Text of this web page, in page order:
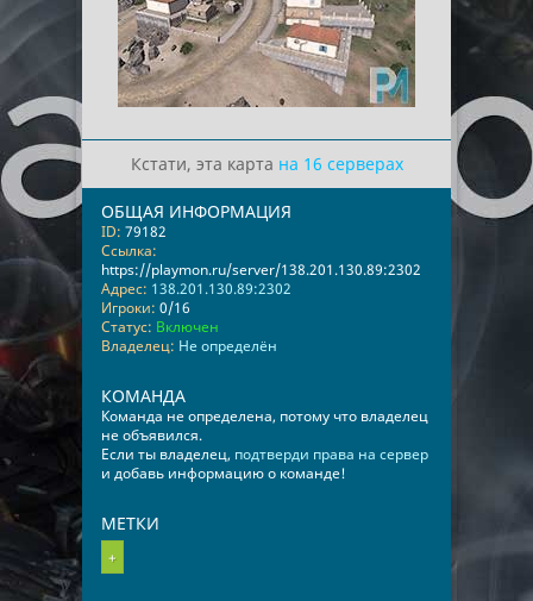
Кстати, эта карта на 16 серверах
ОБЩАЯ ИНФОРМАЦИЯ
ID: 79182
Ссылка:
https://playmon.ru/server/138.201.130.89:2302
Адрес: 138.201.130.89:2302
Игроки: 0/16
Статус: Включен
Владелец: Не определён
КОМАНДА
Команда не определена, потому что владелец
не объявился.
Если ты владелец, подтверди права на сервер
и добавь информацию о команде!
МЕТКИ
+